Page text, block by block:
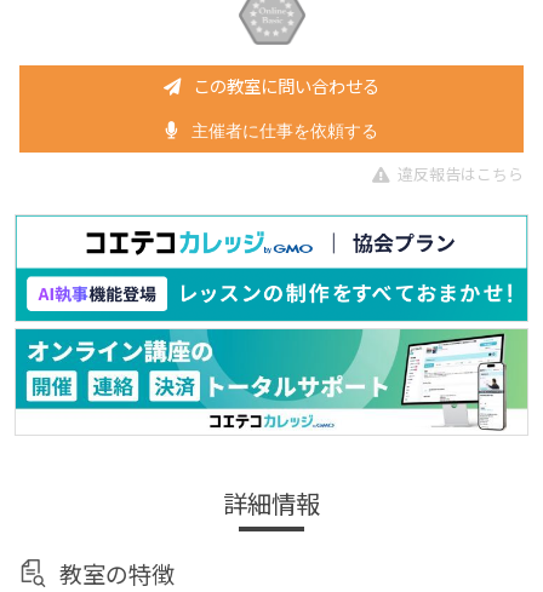
この教室に問い合わせる
主催者に仕事を依頼する
違反報告はこちら
詳細情報
教室の特徴